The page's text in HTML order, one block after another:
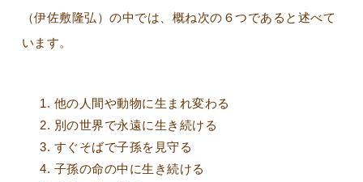
（伊佐敷隆弘）の中では、概ね次の６つであると述べて
います。
他の人間や動物に生まれ変わる
別の世界で永遠に生き続ける
すぐそばで子孫を見守る
子孫の命の中に生き続ける